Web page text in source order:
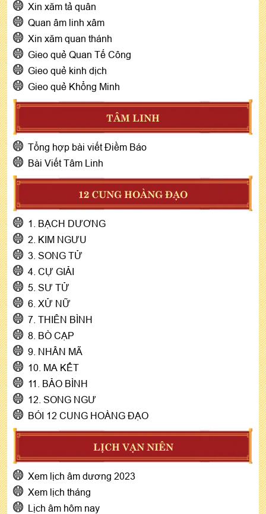
Xin xăm tả quân
Quan âm linh xâm
Xin xăm quan thánh
Gieo quẻ Quan Tế Công
Gieo quẻ kinh dịch
Gieo quẻ Khổng Minh
TÂM LINH
Tổng hợp bài viết Điềm Báo
Bài Viết Tâm Linh
12 CUNG HOÀNG ĐẠO
1. BẠCH DƯƠNG
2. KIM NGƯU
3. SONG TỬ
4. CỰ GIẢI
5. SƯ TỬ
6. XỬ NỮ
7. THIÊN BÌNH
8. BÒ CẠP
9. NHÂN MÃ
10. MA KẾT
11. BẢO BÌNH
12. SONG NGƯ
BÓI 12 CUNG HOÀNG ĐẠO
LỊCH VẠN NIÊN
Xem lịch âm dương 2023
Xem lịch tháng
Lịch âm hôm nay